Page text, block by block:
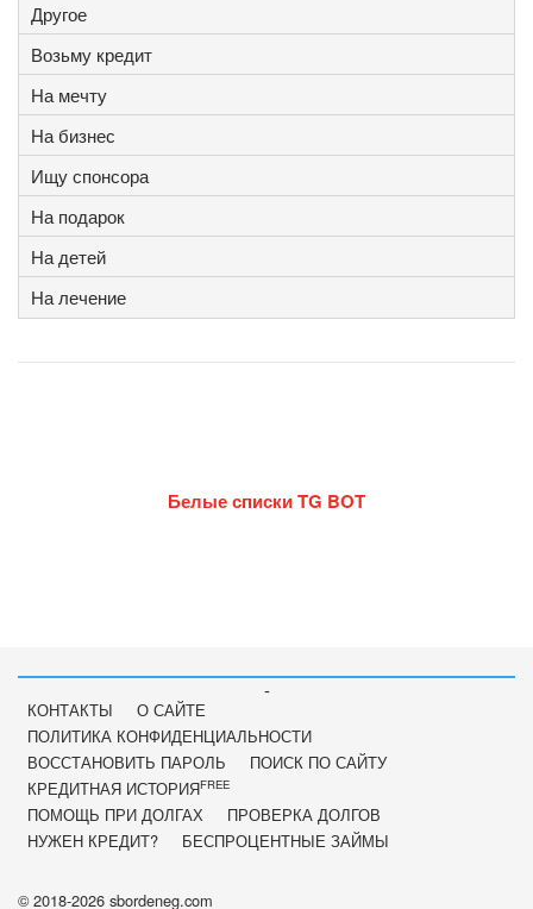
Другое
Возьму кредит
На мечту
На бизнес
Ищу спонсора
На подарок
На детей
На лечение
Белые списки TG BOT
-
КОНТАКТЫ
О САЙТЕ
ПОЛИТИКА КОНФИДЕНЦИАЛЬНОСТИ
ВОССТАНОВИТЬ ПАРОЛЬ
ПОИСК ПО САЙТУ
КРЕДИТНАЯ ИСТОРИЯFREE
ПОМОЩЬ ПРИ ДОЛГАХ
ПРОВЕРКА ДОЛГОВ
НУЖЕН КРЕДИТ?
БЕСПРОЦЕНТНЫЕ ЗАЙМЫ
© 2018-2026 sbordeneg.com